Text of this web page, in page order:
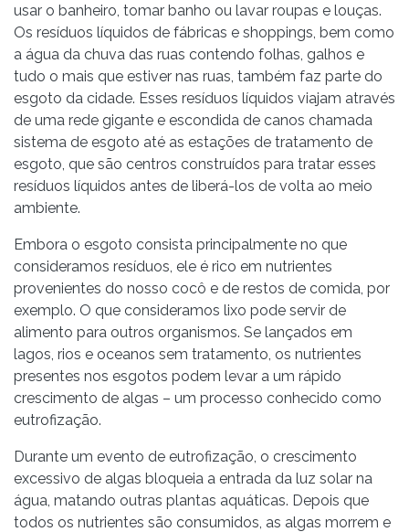
usar o banheiro, tomar banho ou lavar roupas e louças.
Os resíduos líquidos de fábricas e shoppings, bem como
a água da chuva das ruas contendo folhas, galhos e
tudo o mais que estiver nas ruas, também faz parte do
esgoto da cidade. Esses resíduos líquidos viajam através
de uma rede gigante e escondida de canos chamada
sistema de esgoto até as estações de tratamento de
esgoto, que são centros construídos para tratar esses
resíduos líquidos antes de liberá-los de volta ao meio
ambiente.
Embora o esgoto consista principalmente no que
consideramos resíduos, ele é rico em nutrientes
provenientes do nosso cocô e de restos de comida, por
exemplo. O que consideramos lixo pode servir de
alimento para outros organismos. Se lançados em
lagos, rios e oceanos sem tratamento, os nutrientes
presentes nos esgotos podem levar a um rápido
crescimento de algas – um processo conhecido como
eutrofização.
Durante um evento de eutrofização, o crescimento
excessivo de algas bloqueia a entrada da luz solar na
água, matando outras plantas aquáticas. Depois que
todos os nutrientes são consumidos, as algas morrem e